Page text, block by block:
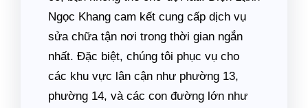
Ngọc Khang cam kết cung cấp dịch vụ
sửa chữa tận nơi trong thời gian ngắn
nhất. Đặc biệt, chúng tôi phục vụ cho
các khu vực lân cận như phường 13,
phường 14, và các con đường lớn như